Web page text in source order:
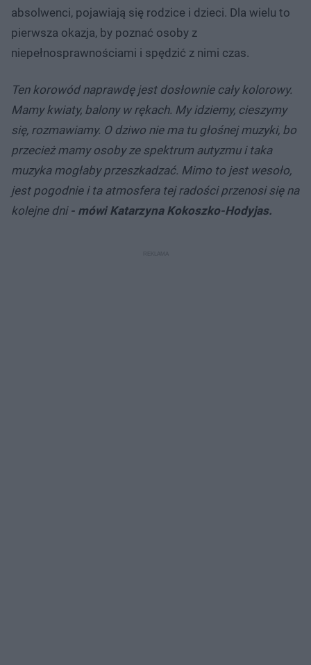
absolwenci, pojawiają się rodzice i dzieci. Dla wielu to
pierwsza okazja, by poznać osoby z
niepełnosprawnościami i spędzić z nimi czas.
Ten korowód naprawdę jest dosłownie cały kolorowy.
Mamy kwiaty, balony w rękach. My idziemy, cieszymy
się, rozmawiamy. O dziwo nie ma tu głośnej muzyki, bo
przecież mamy osoby ze spektrum autyzmu i taka
muzyka mogłaby przeszkadzać. Mimo to jest wesoło,
jest pogodnie i ta atmosfera tej radości przenosi się na
kolejne dni - mówi Katarzyna Kokoszko-Hodyjas.